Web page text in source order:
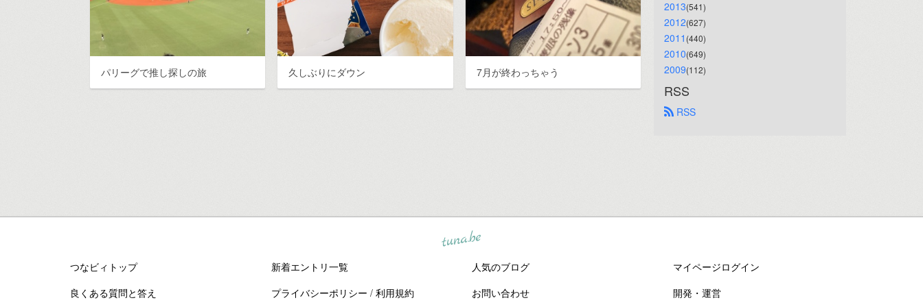
パリーグで推し探しの旅 久しぶりにダウン 7月が終わっちゃう
2013(541)
2012(627)
2011 (440)
2010(649)
2009(112)
RSS
RSS
tuna.be
つなビィトップ 新着エントリ一覧 人気のブログ
マイページログイン
良くある質問と答え
プライバシーポリシー / 利用規約 お問い合わせ 開発・運営